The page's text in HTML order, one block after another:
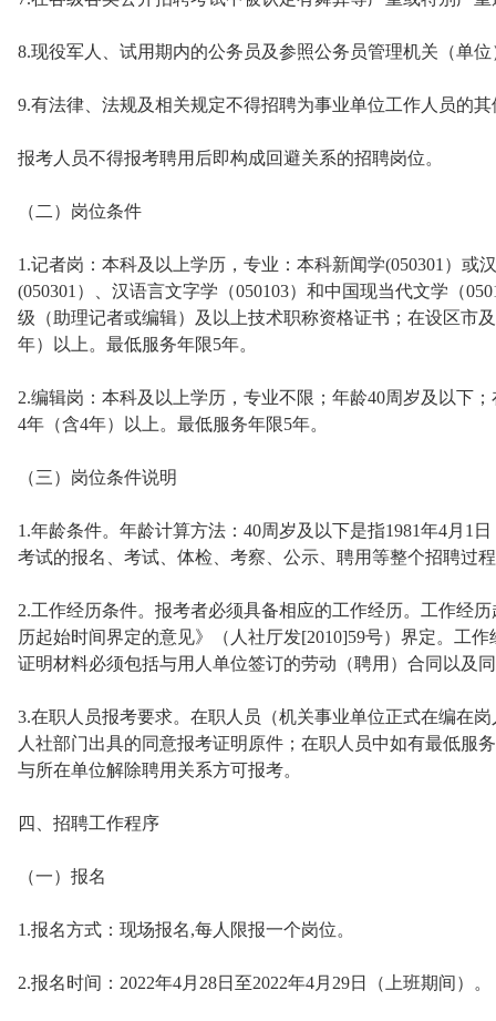
8.现役军人、试用期内的公务员及参照公务员管理机关（单
9.有法律、法规及相关规定不得招聘为事业单位工作人员的
报考人员不得报考聘用后即构成回避关系的招聘岗位。
（二）岗位条件
1.记者岗：本科及以上学历，专业：本科新闻学(050301）或
(050301）、汉语言文字学（050103）和中国现当代文学（
级（助理记者或编辑）及以上技术职称资格证书；在设区市
年）以上。最低服务年限5年。
2.编辑岗：本科及以上学历，专业不限；年龄40周岁及以下
4年（含4年）以上。最低服务年限5年。
（三）岗位条件说明
1.年龄条件。年龄计算方法：40周岁及以下是指1981年4月1
考试的报名、考试、体检、考察、公示、聘用等整个招聘过
2.工作经历条件。报考者必须具备相应的工作经历。工作经
历起始时间界定的意见》（人社厅发[2010]59号）界定。工
证明材料必须包括与用人单位签订的劳动（聘用）合同以及
3.在职人员报考要求。在职人员（机关事业单位正式在编在
人社部门出具的同意报考证明原件；在职人员中如有最低服
与所在单位解除聘用关系方可报考。
四、招聘工作程序
（一）报名
1.报名方式：现场报名,每人限报一个岗位。
2.报名时间：2022年4月28日至2022年4月29日（上班期间）。